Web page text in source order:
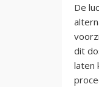
De
dit
laten